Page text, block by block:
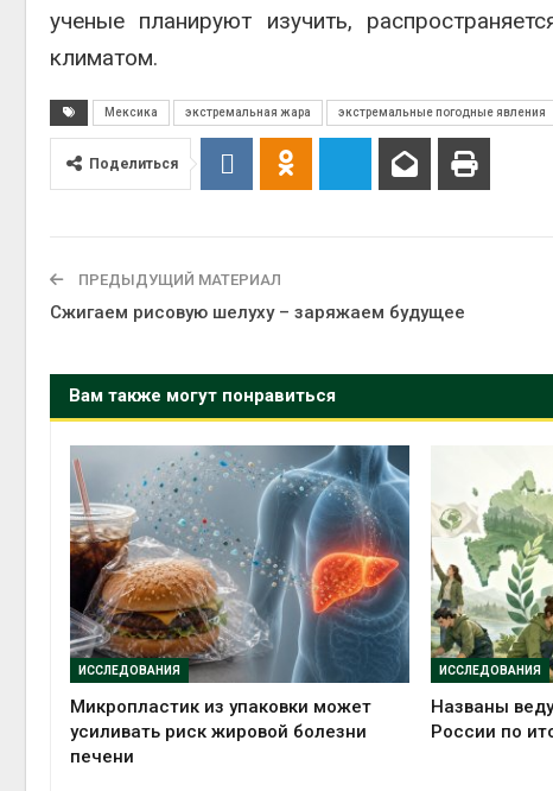
ученые планируют изучить,
климатом.
Мексика экстремальная жара экстремальные погодные явления
Поделиться
ПРЕДЫДУЩИЙ МАТЕРИАЛ
Сжигаем рисовую шелуху – заряжаем будущее
Вам также могут понравиться
ИССЛЕДОВАНИЯ
Микропластик из упаковки может
усиливать риск жировой болезни
печени
ИССЛЕДОВАНИЯ
Названы
России по